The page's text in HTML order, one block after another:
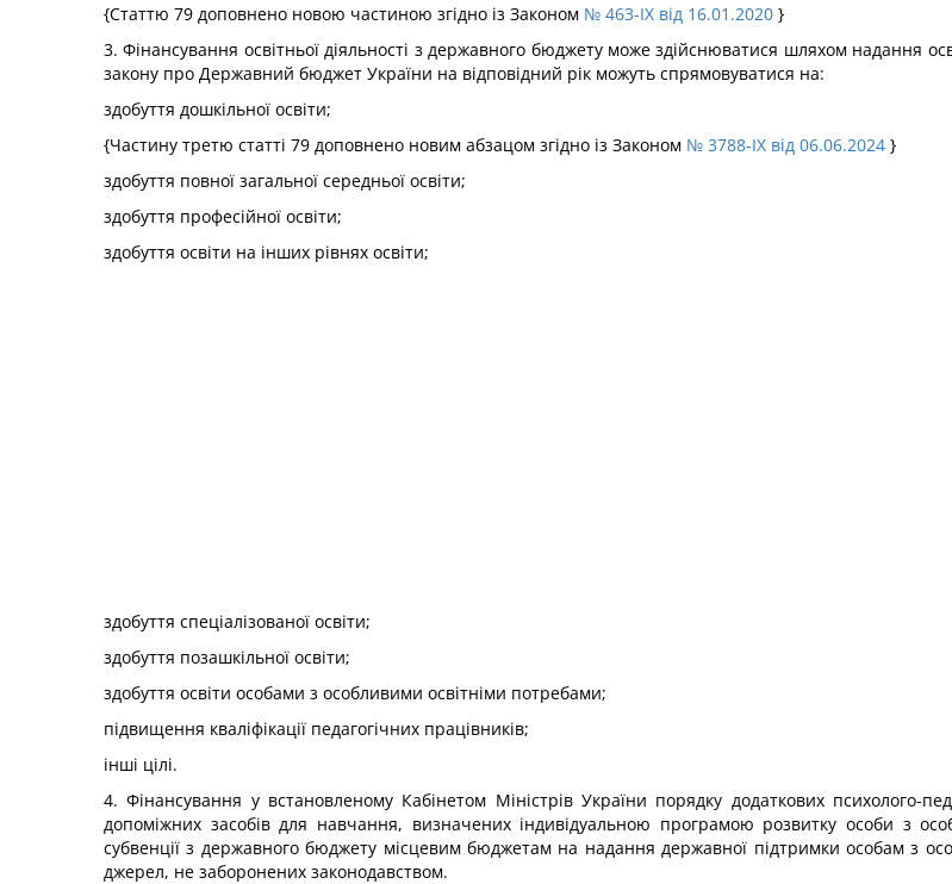
{Статтю 79 доповнено новою частиною згідно із Законом № 463-IX від 16.01.2020 }
3. Фінансування освітньої діяльності з державного бюджету може здійснюватися шляхом надання
закону про Державний бюджет України на відповідний рік можуть спрямовуватися на:
здобуття дошкільної освіти;
{Частину третю статті 79 доповнено новим абзацом згідно із Законом № 3788-IX від 06.06.2024 }
здобуття повної загальної середньої освіти;
здобуття професійної освіти;
здобуття освіти на інших рівнях освіти;
здобуття спеціалізованої освіти;
здобуття позашкільної освіти;
здобуття освіти особами з особливими освітніми потребами;
підвищення кваліфікації педагогічних працівників;
інші цілі.
4. Фінансування у встановленому Кабінетом Міністрів України порядку додаткових психолого-
допоміжних засобів для навчання, визначених індивідуальною програмою розвитку особи з
субвенції з державного бюджету місцевим бюджетам на надання державної підтримки особам з
джерел, не заборонених законодавством.